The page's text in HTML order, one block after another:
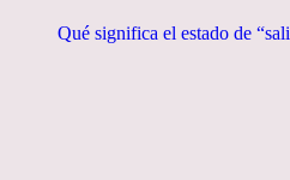
Qué significa el estado de